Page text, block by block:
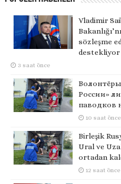
Vladimir
sözleşme
destekliyor
3 saat önce
России»
паводков
10 saat önce
Birleşik
Ural ve
ortadan
12 saat önce